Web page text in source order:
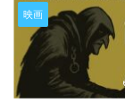
映画